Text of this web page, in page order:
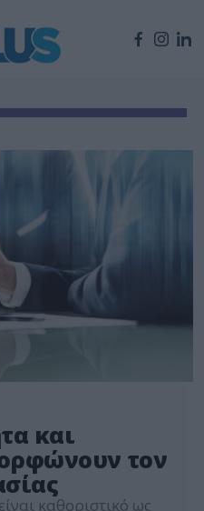
και
τον
καθοριστικό ως